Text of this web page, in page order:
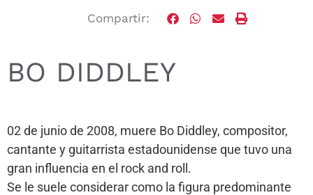
Compartir:
BO DIDDLEY
02 de junio de 2008, muere Bo Diddley, compositor,
cantante y guitarrista estadounidense que tuvo una
gran influencia en el rock and roll.
Se le suele considerar como la figura predominante